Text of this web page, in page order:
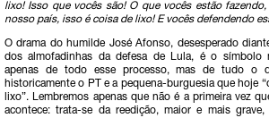
lixo! Isso que vocês são! O que vocês estão fazendo,
nosso país, isso é coisa de lixo! E vocês defendendo
O drama do humilde José Afonso, desesperado
dos almofadinhas da defesa de Lula, é o símbolo
apenas de todo esse processo, mas de tudo o
historicamente o PT e a pequena-burguesia que hoje
lixo”. Lembremos apenas que não é a primeira vez
acontece: trata-se da reedição, maior e mais